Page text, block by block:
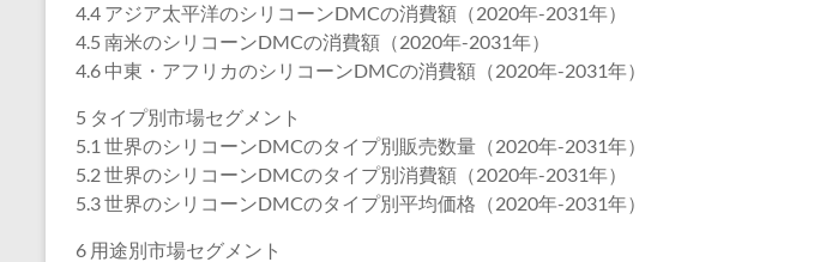
4.4 アジア太平洋のシリコーンDMCの消費額（2020年-2031年）
4.5 南米のシリコーンDMCの消費額（2020年-2031年）
4.6 中東・アフリカのシリコーンDMCの消費額（2020年-2031年）
5 タイプ別市場セグメント
5.1 世界のシリコーンDMCのタイプ別販売数量（2020年-2031年）
5.2 世界のシリコーンDMCのタイプ別消費額（2020年-2031年）
5.3 世界のシリコーンDMCのタイプ別平均価格（2020年-2031年）
6 用途別市場セグメント